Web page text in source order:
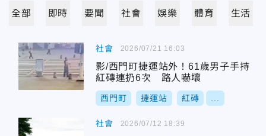
全部 即時 要聞 社會 娛樂 體育 生活
社會
影/西門町捷運站外！61歲男子手持
紅磚連扔6次 路人嚇壞
西門町 捷運站 紅磚
2026/07/21 16:03
社會 2026/07/12 18:39